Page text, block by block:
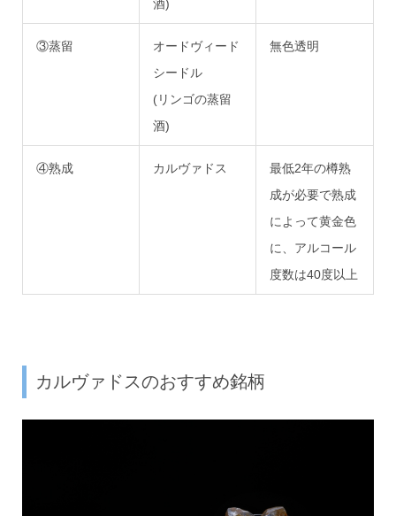
酒)
③蒸留
オードヴィード
シードル
(リンゴの蒸留
酒)
無色透明
④熟成 カルヴァドス
最低2年の樽熟
成が必要で熟成
によって黄金色
に、アルコール
度数は40度以上
カルヴァドスのおすすめ銘柄